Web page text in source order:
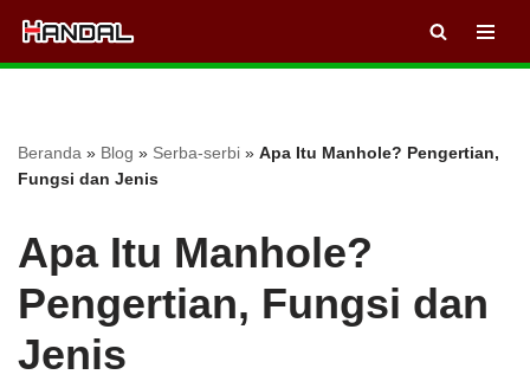
Lompat
Beranda » Blog » Serba-serbi » Apa Itu Manhole? Pengertian,
Fungsi dan Jenis
Apa Itu Manhole?
Pengertian, Fungsi dan
Jenis